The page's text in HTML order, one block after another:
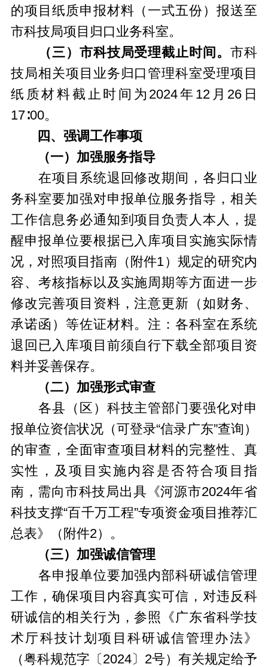
的项目纸质申报材料（一式五份）报送至
市科技局项目归口业务科室。
（三）市科技局受理截止时间。市科
技局相关项目业务归口管理科室受理项目
纸质材料截止时间为2024年12月26日
17∶00。
四、强调工作事项
（一）加强服务指导
在项目系统退回修改期间，各归口业
务科室要加强对申报单位服务指导，相关
工作信息务必通知到项目负责人本人，提
醒申报单位要根据已入库项目实施实际情
况，对照项目指南（附件1）规定的研究内
容、考核指标以及实施周期等方面进一步
修改完善项目资料，注意更新（如财务、
承诺函）等佐证材料。注：各科室在系统
退回已入库项目前须自行下载全部项目资
料并妥善保存。
（二）加强形式审查
各县（区）科技主管部门要强化对申
报单位资信状况（可登录“信录广东”查询）
的审查，全面审查项目材料的完整性、真
实性，及项目实施内容是否符合项目指
南，需向市科技局出具《河源市2024年省
科技支撑“百千万工程”专项资金项目推荐汇
总表》（附件2）。
（三）加强诚信管理
各申报单位要加强内部科研诚信管理
工作，确保项目内容真实可信，对违反科
研诚信的相关行为，参照《广东省科学技
术厅科技计划项目科研诚信管理办法》
（粤科规范字〔2024〕2号）有关规定给予